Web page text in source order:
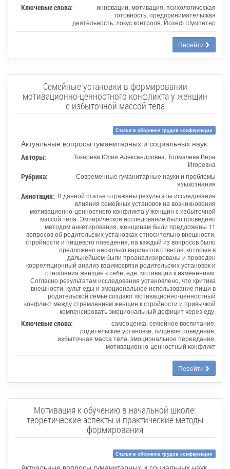
Ключевые слова:
инновации, мотивация, психологическая
готовность, предпринимательская
деятельность, локус контроля, Йозеф Шумпетер
Перейти
Семейные установки в формировании
мотивационно-ценностного конфликта у женщин
с избыточной массой тела
Статья в сборнике трудов конференции
Актуальные вопросы гуманитарных и социальных наук
Авторы:
Токарева Юлия Александровна, Толмачева Вера
Игоревна
Рубрика:
Современные гуманитарные науки и проблемы
языкознания
Аннотация: В данной статье отражены результаты исследования
влияния семейных установок на возникновения
мотивационно-ценностного конфликта у женщин с избыточной
массой тела. Эмпирическое исследование было проведено
методом анкетирования, женщинам были предложены 11
вопросов об родительских установках относительно внешности,
стройности и пищевого поведения, на каждый из вопросов было
предложено несколько вариантов ответов, которые в
дальнейшем были проанализированы и проведен
корреляционный анализ взаимосвязи родительских установок и
отношения женщин к себе, еде, мотивации к изменениям.
Согласно результатам исследования установлено, что критика
внешности, культ еды и эмоциональное использование пищи в
родительской семье создают мотивационно-ценностный
конфликт между стремлением женщин к стройности и привычкой
компенсировать эмоциональный дефицит через еду.
Ключевые слова:
самооценка, семейное воспитание,
родительские установки, пищевое поведение,
избыточная масса тела, эмоциональное переедание,
мотивационно-ценностный конфликт
Перейти
Мотивация к обучению в начальной школе:
теоретические аспекты и практические методы
формирования
Статья в сборнике трудов конференции
Актуальные вопросы гуманитарных и социальных наук